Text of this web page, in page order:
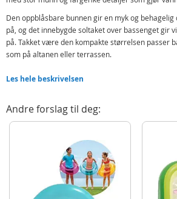
Den oppblåsbare bunnen gir en myk og
på, og det innebygde soltaket over bassenget gir
på. Takket være den kompakte størrelsen passer
som på altanen eller terrassen.
Reparasjonslapp
Detaljer:
Mål: ca 127 x 102 x 86 cm (LxHxB)
Vannkapasitet: ca 45 liter
Materiale: slitesterk vinyl / PVC
Alder: ca 1–3 år
Les hele beskrivelsen
Andre forslag til deg: